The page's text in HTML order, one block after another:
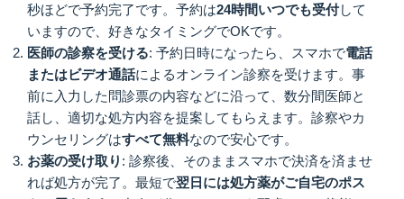
秒ほどで予約完了です。予約は24時間いつでも受付して
いますので、好きなタイミングでOKです。
医師の診察を受ける: 予約日時になったら、スマホで電話
またはビデオ通話によるオンライン診察を受けます。事
前に入力した問診票の内容などに沿って、数分間医師と
話し、適切な処方内容を提案してもらえます。診察やカ
ウンセリングはすべて無料なので安心です。
お薬の受け取り : 診察後、そのままスマホで決済を済ませ
れば処方が完了。最短で翌日には処方薬がご自宅のポス